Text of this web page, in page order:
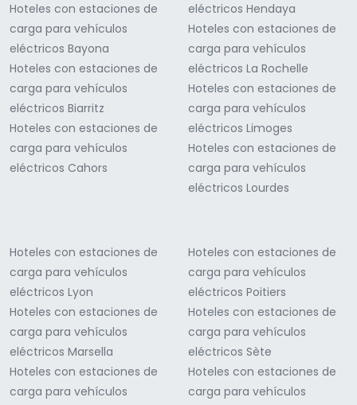
Hoteles con estaciones de
carga para vehículos
eléctricos Bayona
Hoteles con estaciones de
carga para vehículos
eléctricos Biarritz
Hoteles con estaciones de
carga para vehículos
eléctricos Cahors
eléctricos Hendaya
Hoteles con estaciones de
carga para vehículos
eléctricos La Rochelle
Hoteles con estaciones de
carga para vehículos
eléctricos Limoges
Hoteles con estaciones de
carga para vehículos
eléctricos Lourdes
Hoteles con estaciones de
carga para vehículos
eléctricos Lyon
Hoteles con estaciones de
carga para vehículos
eléctricos Marsella
Hoteles con estaciones de
carga para vehículos
Hoteles con estaciones de
carga para vehículos
eléctricos Poitiers
Hoteles con estaciones de
carga para vehículos
eléctricos Sète
Hoteles con estaciones de
carga para vehículos